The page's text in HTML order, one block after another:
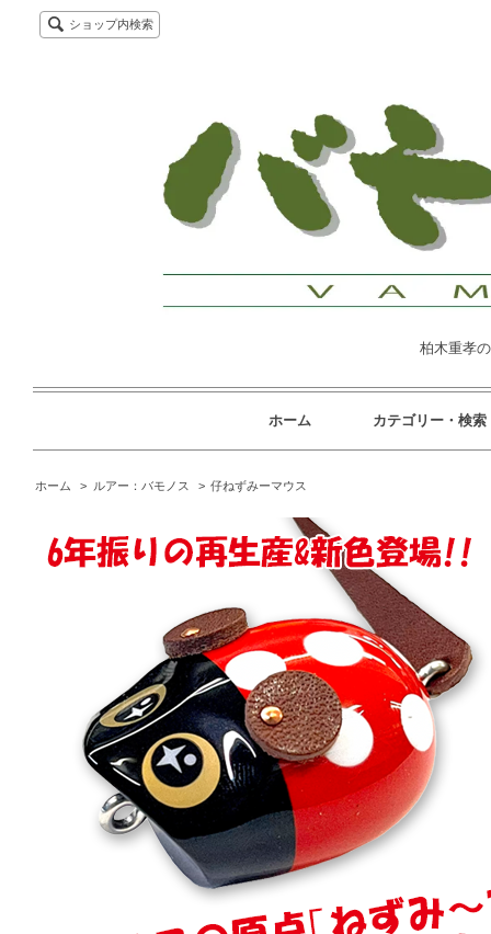
ショップ内検索
柏木重孝
ホーム カテゴリー・検索
ホーム > ルアー：バモノス > 仔ねずみーマウス